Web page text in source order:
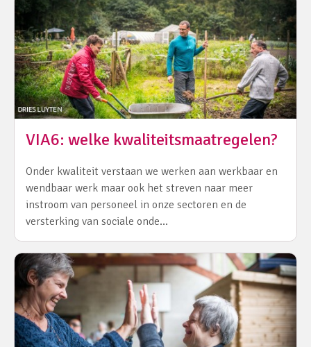
VIA6: welke kwaliteitsmaatregelen?
Onder kwaliteit verstaan we werken aan werkbaar en
wendbaar werk maar ook het streven naar meer
instroom van personeel in onze sectoren en de
versterking van sociale onde…